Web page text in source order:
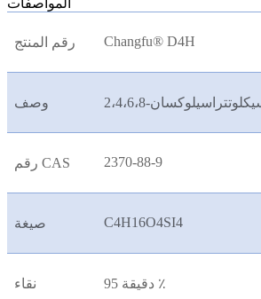
رقم المنتج Changfu® D4H
وصف سيكلوتتراسيلوكسان
رقم CAS 2370-88-9
صيغة C4H16O4SI4
نقاء دقيقة 95 ٪